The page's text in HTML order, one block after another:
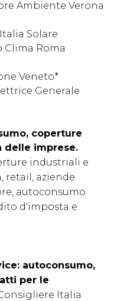
Ambiente Verona
Solare
Clima Roma
Veneto*
Generale
coperture
delle imprese.
industriali e
retail, aziende
autoconsumo
d'imposta e
autoconsumo,
per le
Italia